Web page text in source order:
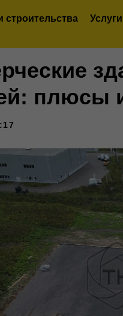
строительства Услуги
плюсы